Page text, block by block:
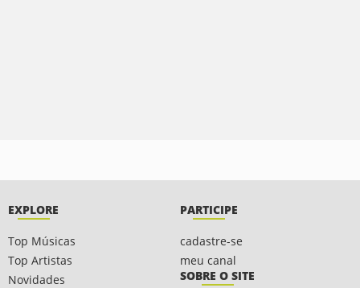
EXPLORE
Top Músicas
Top Artistas
Novidades
PARTICIPE
cadastre-se
meu canal
SOBRE O SITE